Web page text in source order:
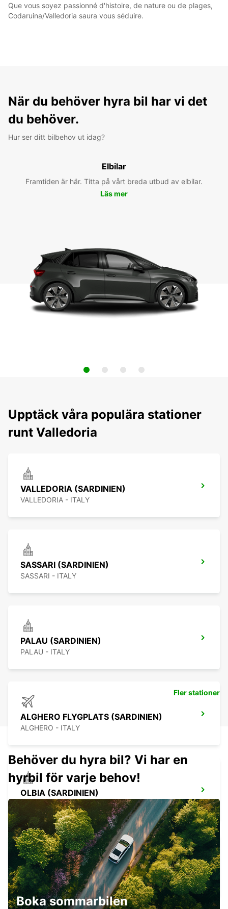
Que vous soyez passionné d'histoire, de nature ou de plages,
Codaruina/Valledoria saura vous séduire.
När du behöver hyra bil har vi det
du behöver.
Hur ser ditt bilbehov ut idag?
Elbilar
Framtiden är här. Titta på vårt breda utbud av elbilar.
Läs mer
Upptäck våra populära stationer
runt Valledoria
VALLEDORIA (SARDINIEN)
VALLEDORIA - ITALY
SASSARI (SARDINIEN)
SASSARI - ITALY
PALAU (SARDINIEN)
PALAU - ITALY
ALGHERO FLYGPLATS (SARDINIEN)
ALGHERO - ITALY
OLBIA (SARDINIEN)
OLBIA - ITALY
BONIFACIO
BONIFACIO - FRANCE
Fler stationer
Behöver du hyra bil? Vi har en
hyrbil för varje behov!
Boka sommarbilen